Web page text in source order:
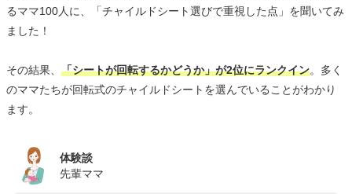
るママ100人に、「チャイルドシート選びで重視した点」を聞いてみ
ました！
その結果、 「シートが回転するかどうか」が2位にランクイン。多く
のママたちが回転式のチャイルドシートを選んでいることがわかり
ます。
体験談
先輩ママ